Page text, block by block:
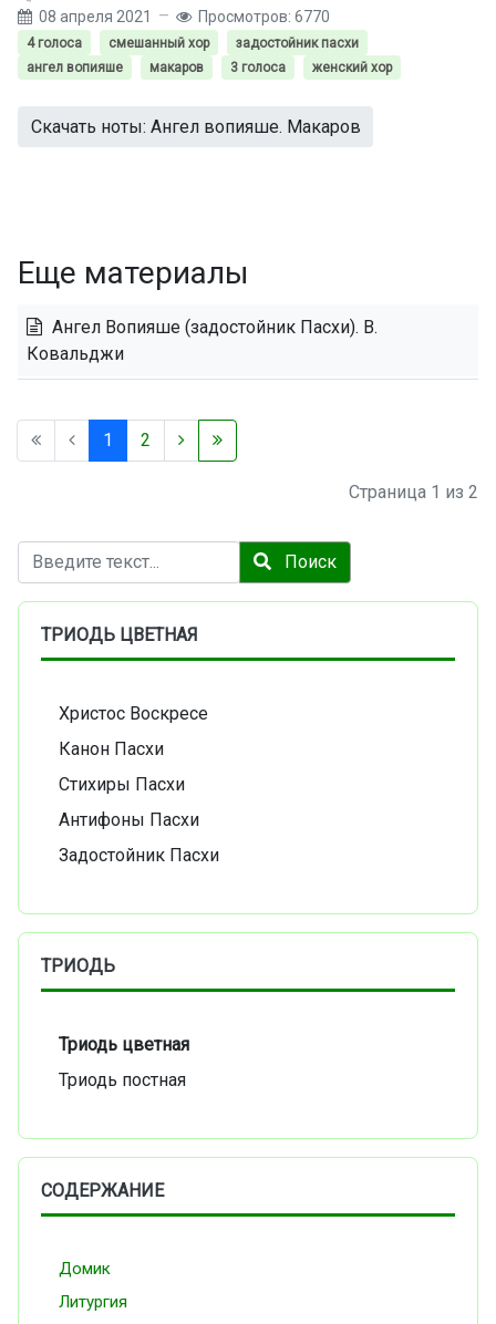
08 апреля 2021 Просмотров: 6770
4 голоса смешанный хор
задостойник пасхи
ангел вопияше
макаров 3 голоса женский хор
Скачать ноты: Ангел вопияше. Макаров
Еще материалы
Ангел Вопияше (задостойник Пасхи). В.
Ковальджи
1 2
Страница 1 из 2
Поиск Поиск
ТРИОДЬ ЦВЕТНАЯ
Христос Воскресе
Канон Пасхи
Стихиры Пасхи
Антифоны Пасхи
Задостойник Пасхи
ТРИОДЬ
Триодь цветная
Триодь постная
СОДЕРЖАНИЕ
Домик
Литургия